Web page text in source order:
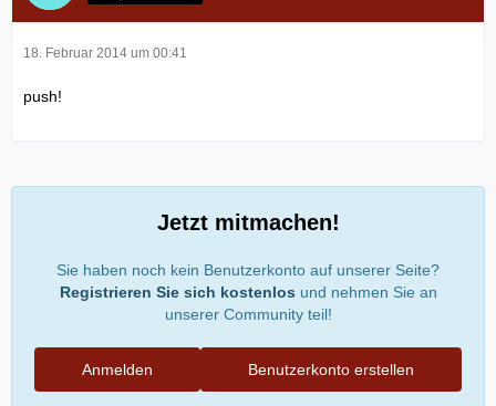
18. Februar 2014 um 00:41
push!
Jetzt mitmachen!
Sie haben noch kein Benutzerkonto auf unserer Seite?
Registrieren Sie sich kostenlos und nehmen Sie an
unserer Community teil!
Benutzerkonto erstellen
Anmelden